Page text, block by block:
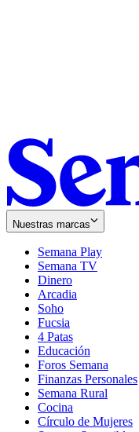
Nuestras marcas
Semana Play
Semana TV
Dinero
Arcadia
Soho
in
new
window
Fucsia
in
new
window
4 Patas
Educación
Foros Semana
Finanzas Personales
Semana Rural
Cocina
Círculo de Mujeres